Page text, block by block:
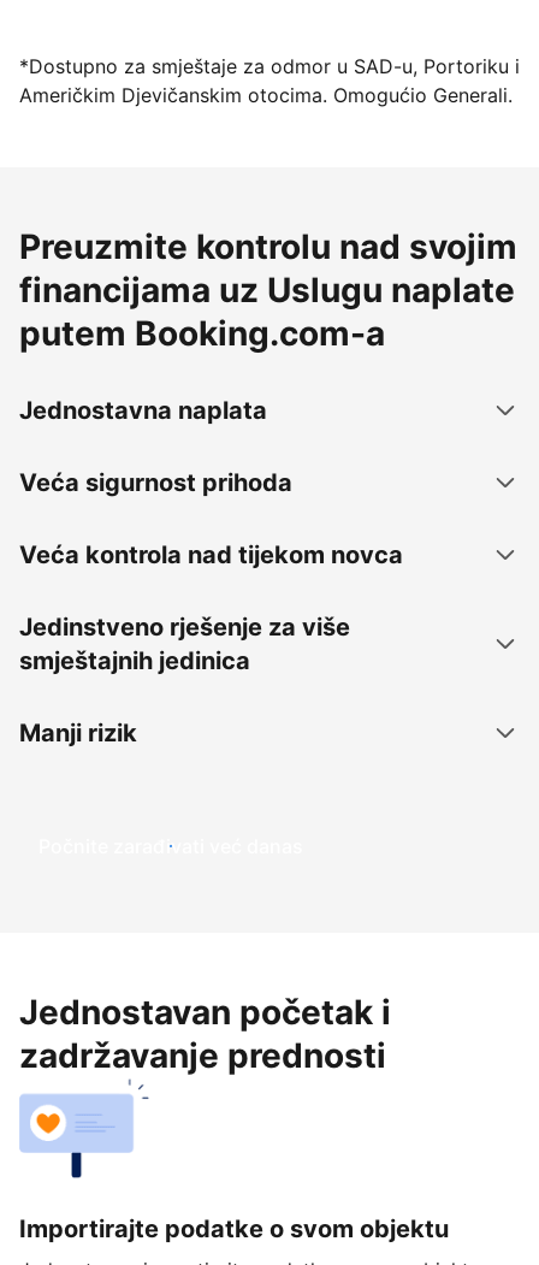
*Dostupno za smještaje za odmor u SAD-u, Portoriku i
Američkim Djevičanskim otocima. Omogućio Generali.
Preuzmite kontrolu nad svojim
financijama uz Uslugu naplate
putem Booking.com-a
Jednostavna naplata
Veća sigurnost prihoda
Veća kontrola nad tijekom novca
Jedinstveno rješenje za više
smještajnih jedinica
Manji rizik
Počnite zarađivati već ​​danas
Jednostavan početak i
zadržavanje prednosti
Importirajte podatke o svom objektu